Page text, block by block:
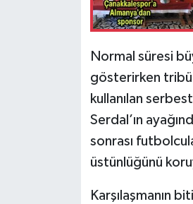
Normal süresi
gösterirken
kullanılan
Serdal’ın
sonrası
üstünlüğünü
Karşılaşmanın